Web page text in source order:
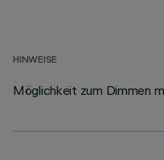
HINWEISE
Möglichkeit zum Dimmen